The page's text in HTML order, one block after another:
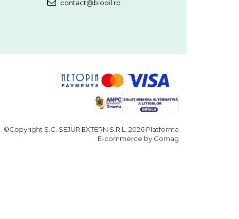
contact@biooil.ro
©Copyright S.C. SEJUR EXTERN S.R.L. 2026 Platforma
E-commerce by Gomag